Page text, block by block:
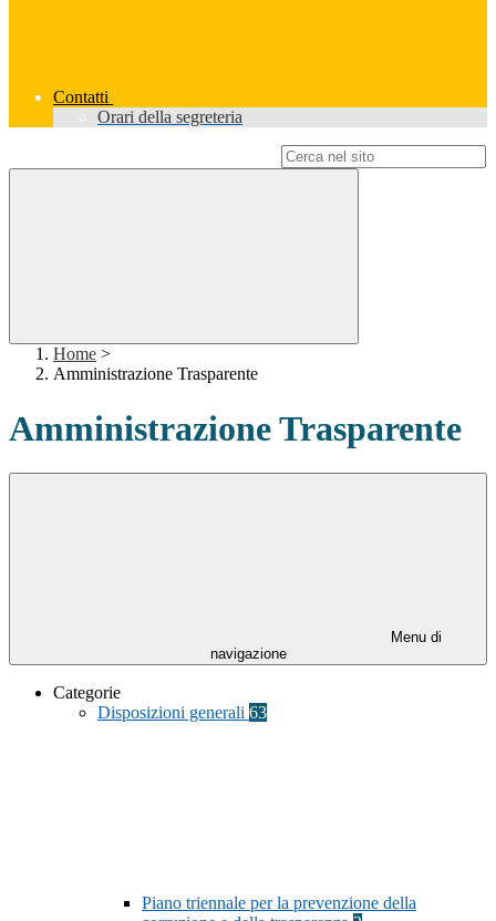
Contatti
Orari della segreteria
Home >
Amministrazione Trasparente
Amministrazione Trasparente
Menu di
navigazione
Categorie
Disposizioni generali 63
Piano triennale per la prevenzione della